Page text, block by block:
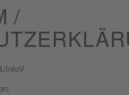
/
InfoV